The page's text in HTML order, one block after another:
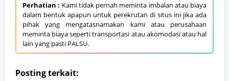
Perhatian : Kami tidak pernah meminta imbalan atau biaya
dalam bentuk apapun untuk perekrutan di situs ini jika ada
pihak yang mengatasnamakan kami atau perusahaan
meminta biaya seperti transportasi atau akomodasi atau hal
lain yang pasti PALSU.
Posting terkait: